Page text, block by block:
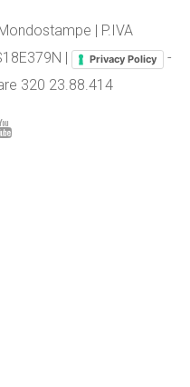
| P.IVA
|
Privacy Policy -
320 23.88.414